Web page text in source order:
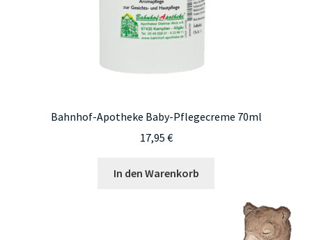
Bahnhof-Apotheke Baby-Pflegecreme 70ml
17,95 €
In den Warenkorb